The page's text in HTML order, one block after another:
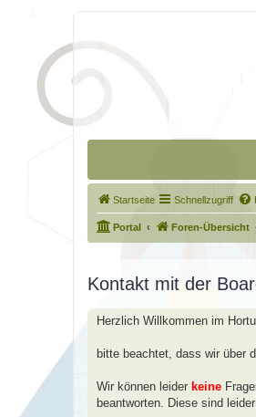
Startseite Schnellzugriff
Portal Foren-Übersicht
Kontakt mit der
Herzlich Willkommen im
bitte beachtet, dass wir über
Wir können leider keine
beantworten. Diese sind